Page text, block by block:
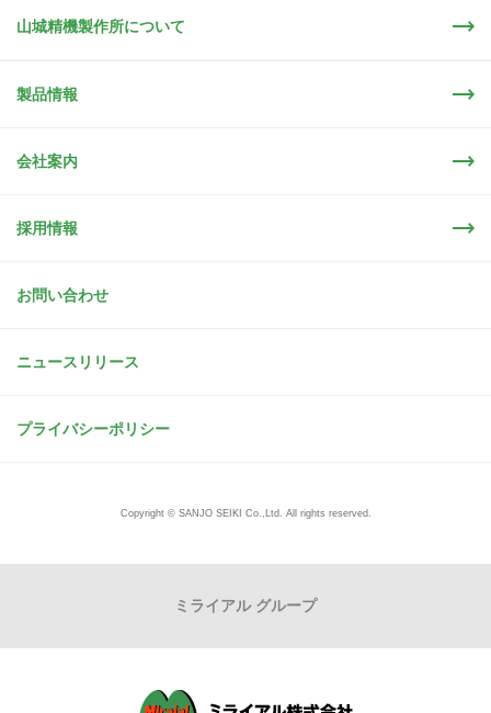
ビ、セラミック 射出成形（INJ) または 注型
山城精機製作所について
製品情報
会社案内
採用情報
お問い合わせ
ニュースリリース
プライバシーポリシー
Copyright © SANJO SEIKI Co.,Ltd. All rights reserved.
ミライアル グループ